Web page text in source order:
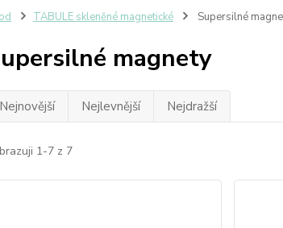
TABULE skleněné magnetické Supersilné
magnety
Nejnovější Nejlevnější Nejdražší
1-7 z 7